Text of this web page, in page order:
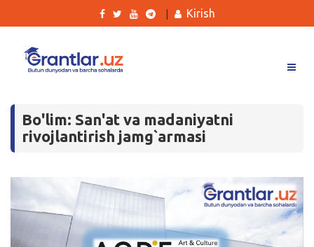
Tanlovlar
Ishlar
Kurslar
Blog
Yana
Kirish
Bo'lim: San'at va madaniyatni
rivojlantirish jamg`armasi